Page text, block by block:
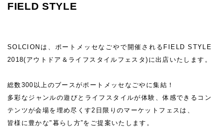
FIELD STYLE
SOLCIONは、ポートメッセなごやで開催されるFIELD STYLE
2018(アウトドア＆ライフスタイルフェスタ)に出店いたします。
総数300以上のブースがポートメッセなごやに集結！
多彩なジャンルの遊びとライフスタイルが体験、体感できるコン
テンツが会場を埋め尽くす2日限りのマーケットフェスは、
皆様に豊かな"暮らし方”をご提案いたします。